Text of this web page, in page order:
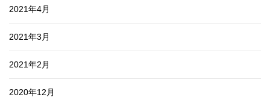
2021年4月
2021年3月
2021年2月
2020年12月